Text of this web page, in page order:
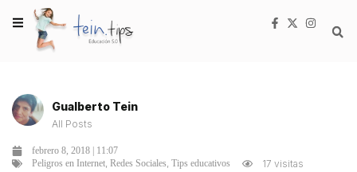
Gualberto Tein
All Posts
febrero 8, 2018 | 11:07
Peligros en Internet, Redes Sociales, Tips educativos 17 visitas